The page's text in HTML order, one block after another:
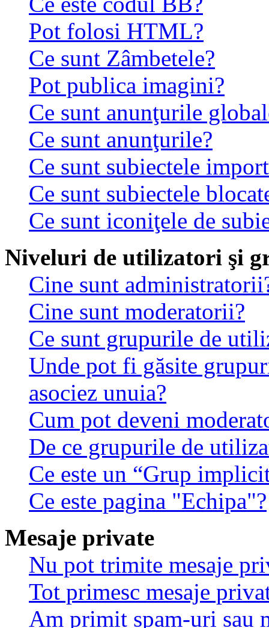
Pot folosi HTML?
Ce sunt Zâmbetele?
Pot publica imagini?
Ce sunt anunţurile
Ce sunt anunţurile?
Ce sunt subiectele
Ce sunt subiectele
Ce sunt iconiţele de
Niveluri de utilizatori şi
Cine sunt
Cine sunt moderatorii?
Ce sunt grupurile de
Unde pot fi găsite
asociez unuia?
Cum pot deveni
De ce grupurile de
Ce este un “Grup
Ce este pagina "Echipa"?
Mesaje private
Nu pot trimite mesaje
Tot primesc mesaje
Am primit spam-uri sau